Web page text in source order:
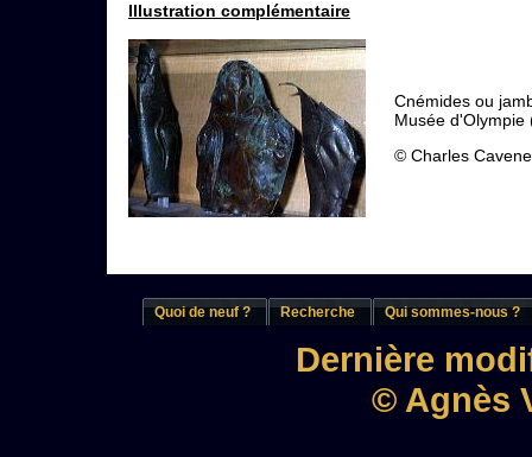
Illustration complémentaire
Cnémides ou
Musée d'Olympie
© Charles
Quoi de neuf ? Recherche Qui sommes-nous ?
Dernière
© Agnès